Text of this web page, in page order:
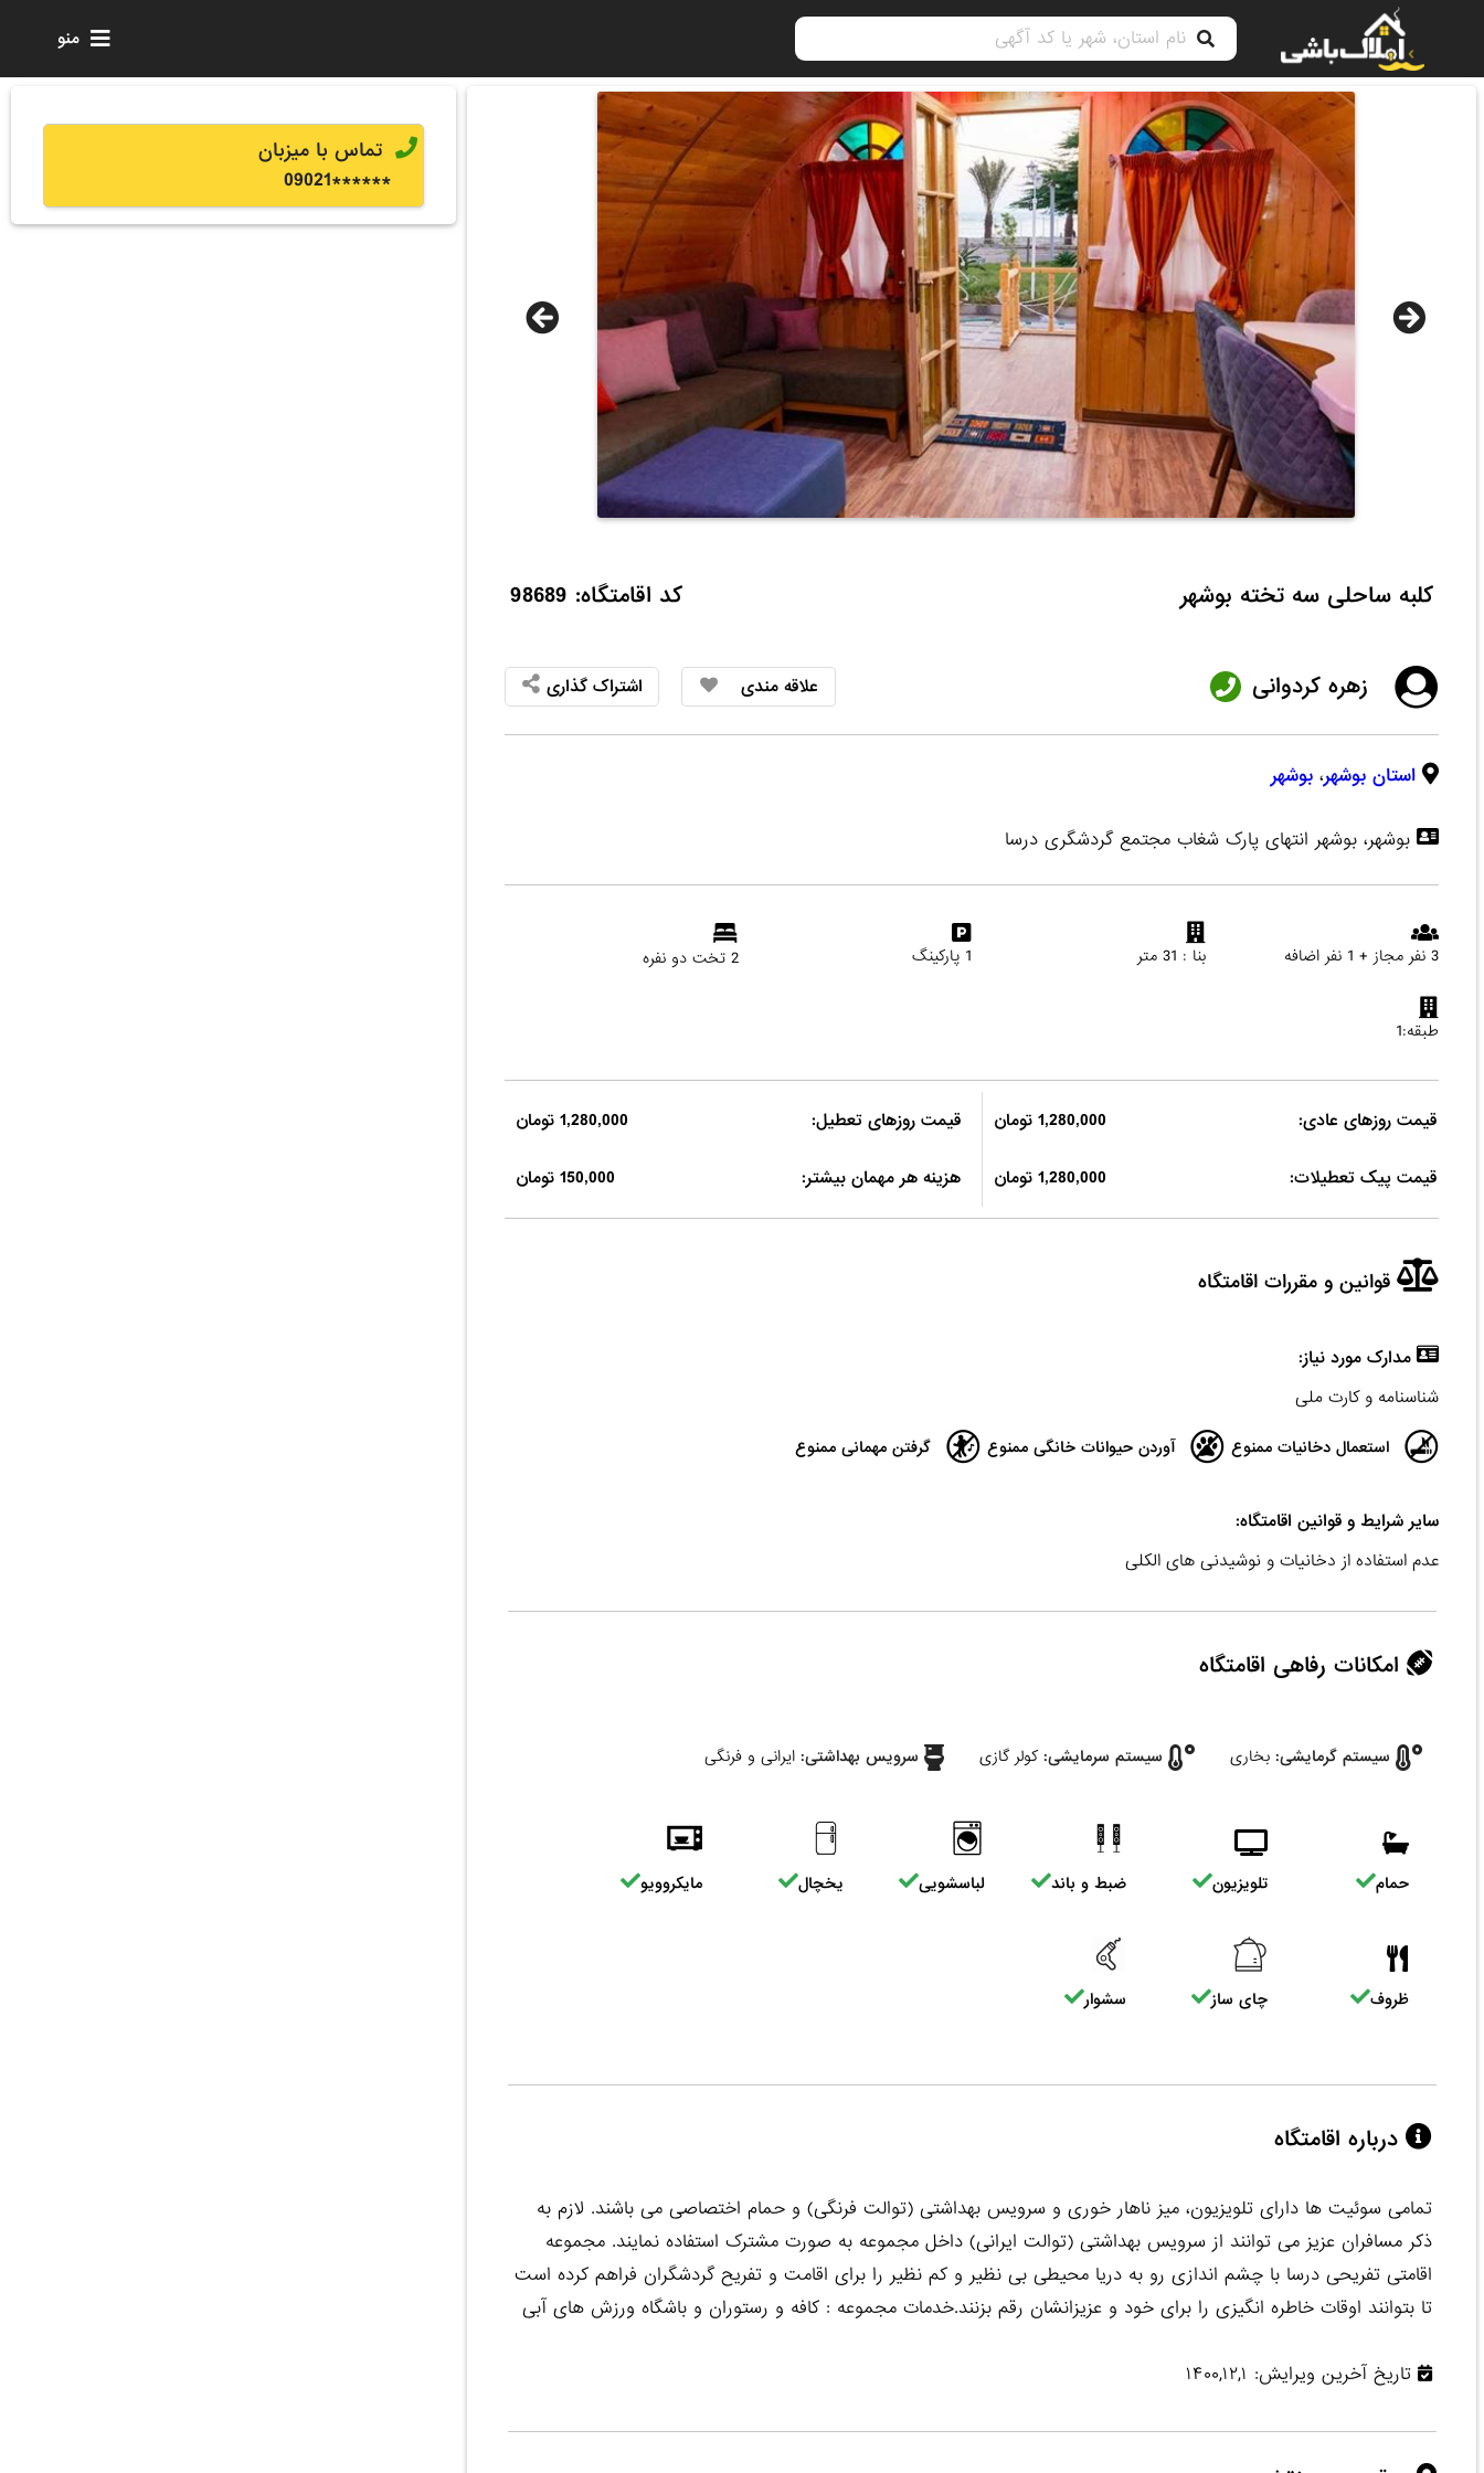
منو
کلبه ساحلی سه تخته بوشهر کد اقامتگاه: 98689
زهره کردوانی علاقه مندی اشتراک گذاری
استان بوشهر، بوشهر
بوشهر، بوشهر انتهای پارک شغاب مجتمع گردشگری درسا
3 نفر مجاز + 1 نفر اضافه بنا : 31 متر 1 پارکینگ 2 تخت دو نفره
طبقه:1
قیمت روزهای عادی: 1,280,000 تومان قیمت روزهای تعطیل: 1,280,000 تومان
قیمت پیک تعطیلات: 1,280,000 تومان هزینه هر مهمان بیشتر: 150,000 تومان
قوانین و مقررات اقامتگاه
مدارک مورد نیاز:
شناسنامه و کارت ملی
استعمال دخانیات ممنوع آوردن حیوانات خانگی ممنوع گرفتن مهمانی ممنوع
سایر شرایط و قوانین اقامتگاه:
عدم استفاده از دخانیات و نوشیدنی های الکلی
امکانات رفاهی اقامتگاه
سیستم گرمایشی: بخاری سیستم سرمایشی: کولر گازی سرویس بهداشتی: ایرانی و فرنگی
حمام تلویزیون ضبط و باند لباسشویی یخچال مایکروویو
ظروف چای ساز سشوار
درباره اقامتگاه
تمامی سوئیت ها دارای تلویزیون، میز ناهار خوری و سرویس بهداشتی (توالت فرنگی) و حمام اختصاصی می باشند. لازم به
ذکر مسافران عزیز می توانند از سرویس بهداشتی (توالت ایرانی) داخل مجموعه به صورت مشترک استفاده نمایند. مجموعه
اقامتی تفریحی درسا با چشم اندازی رو به دریا محیطی بی نظیر و کم نظیر را برای اقامت و تفریح گردشگران فراهم کرده است
تا بتوانند اوقات خاطره انگیزی را برای خود و عزیزانشان رقم بزنند.خدمات مجموعه : کافه و رستوران و باشگاه ورزش های آبی
تاریخ آخرین ویرایش: ۱۴۰۰,۱۲,۱
تماس با میزبان
******
09021